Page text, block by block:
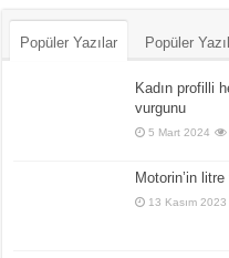
Popüler Yazılar Popüler
Kadın profilli
vurgunu
5 Mart 2024
Motorin’in
13 Kasım 2023